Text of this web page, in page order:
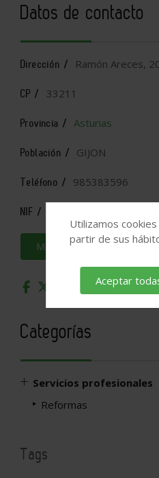
Datos de contacto
Dirección / Ramón Areces,
CP / 33211
Provincia / Asturias
Población / GIJON
Teléfono / 985383596
NIF /
Más información
Categorías
Servicios profesionales
Reformas
Tags
Utilizamos
partir de sus
Aceptar